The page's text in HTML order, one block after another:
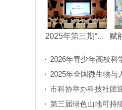
市科协举办科技社团